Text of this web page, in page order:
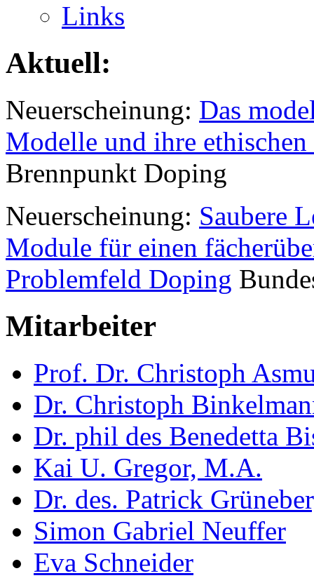
Links
Aktuell:
Neuerscheinung: Das
Modelle und ihre
Brennpunkt Doping
Neuerscheinung: Saubere
Module für einen
Problemfeld Doping
Mitarbeiter
Prof. Dr. Christoph
Dr. Christoph
Dr. phil des Benedetta
Kai U. Gregor, M.A.
Dr. des. Patrick
Simon Gabriel Neuffer
Eva Schneider